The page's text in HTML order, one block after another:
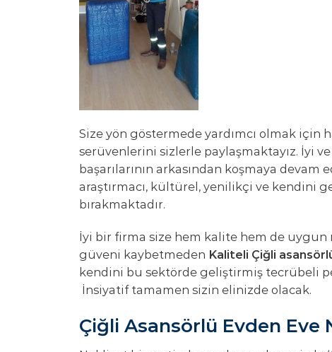
Size yön göstermede yardımcı olmak için
serüvenlerini sizlerle paylaşmaktayız. İyi
başarılarının arkasından koşmaya devam
araştırmacı, kültürel, yenilikçi ve kendini
bırakmaktadır.
İyi bir firma size hem kalite hem de uygun
güveni kaybetmeden Kaliteli Çiğli
kendini bu sektörde geliştirmiş tecrübeli
İnsiyatif tamamen sizin elinizde olacak.
Çiğli Asansörlü Evden Eve